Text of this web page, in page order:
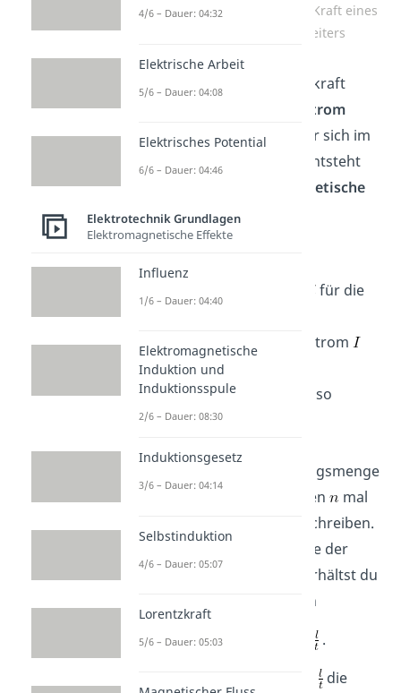
Richtung der magnetischen Kraft eines
stromdurchflossenen Leiters
Die Formel für die Lorentzkraft
Strom
durch einen Leiter, welcher sich im
Magnetfeld
befindet, so entsteht
magnetische
Kraft
mit
für die
befindlichen Leiters. Den Strom
kannst du berechnen aus
Ladungsmenge pro Zeit, also
Dabei kannst du die Ladungsmenge
auch als Anzahl der Teilchen
mal
beschreiben.
Setzt du diese Formel in die der
magnetischen Kraft
ein, erhältst du
nach geringem Umformen
.
die
4/6 – Dauer: 04:32
Elektrische Arbeit
5/6 – Dauer: 04:08
Elektrisches Potential
6/6 – Dauer: 04:46
Elektrotechnik Grundlagen
Elektromagnetische Effekte
Influenz
1/6 – Dauer: 04:40
Elektromagnetische
Induktion und
Induktionsspule
2/6 – Dauer: 08:30
Induktionsgesetz
3/6 – Dauer: 04:14
Selbstinduktion
4/6 – Dauer: 05:07
Lorentzkraft
5/6 – Dauer: 05:03